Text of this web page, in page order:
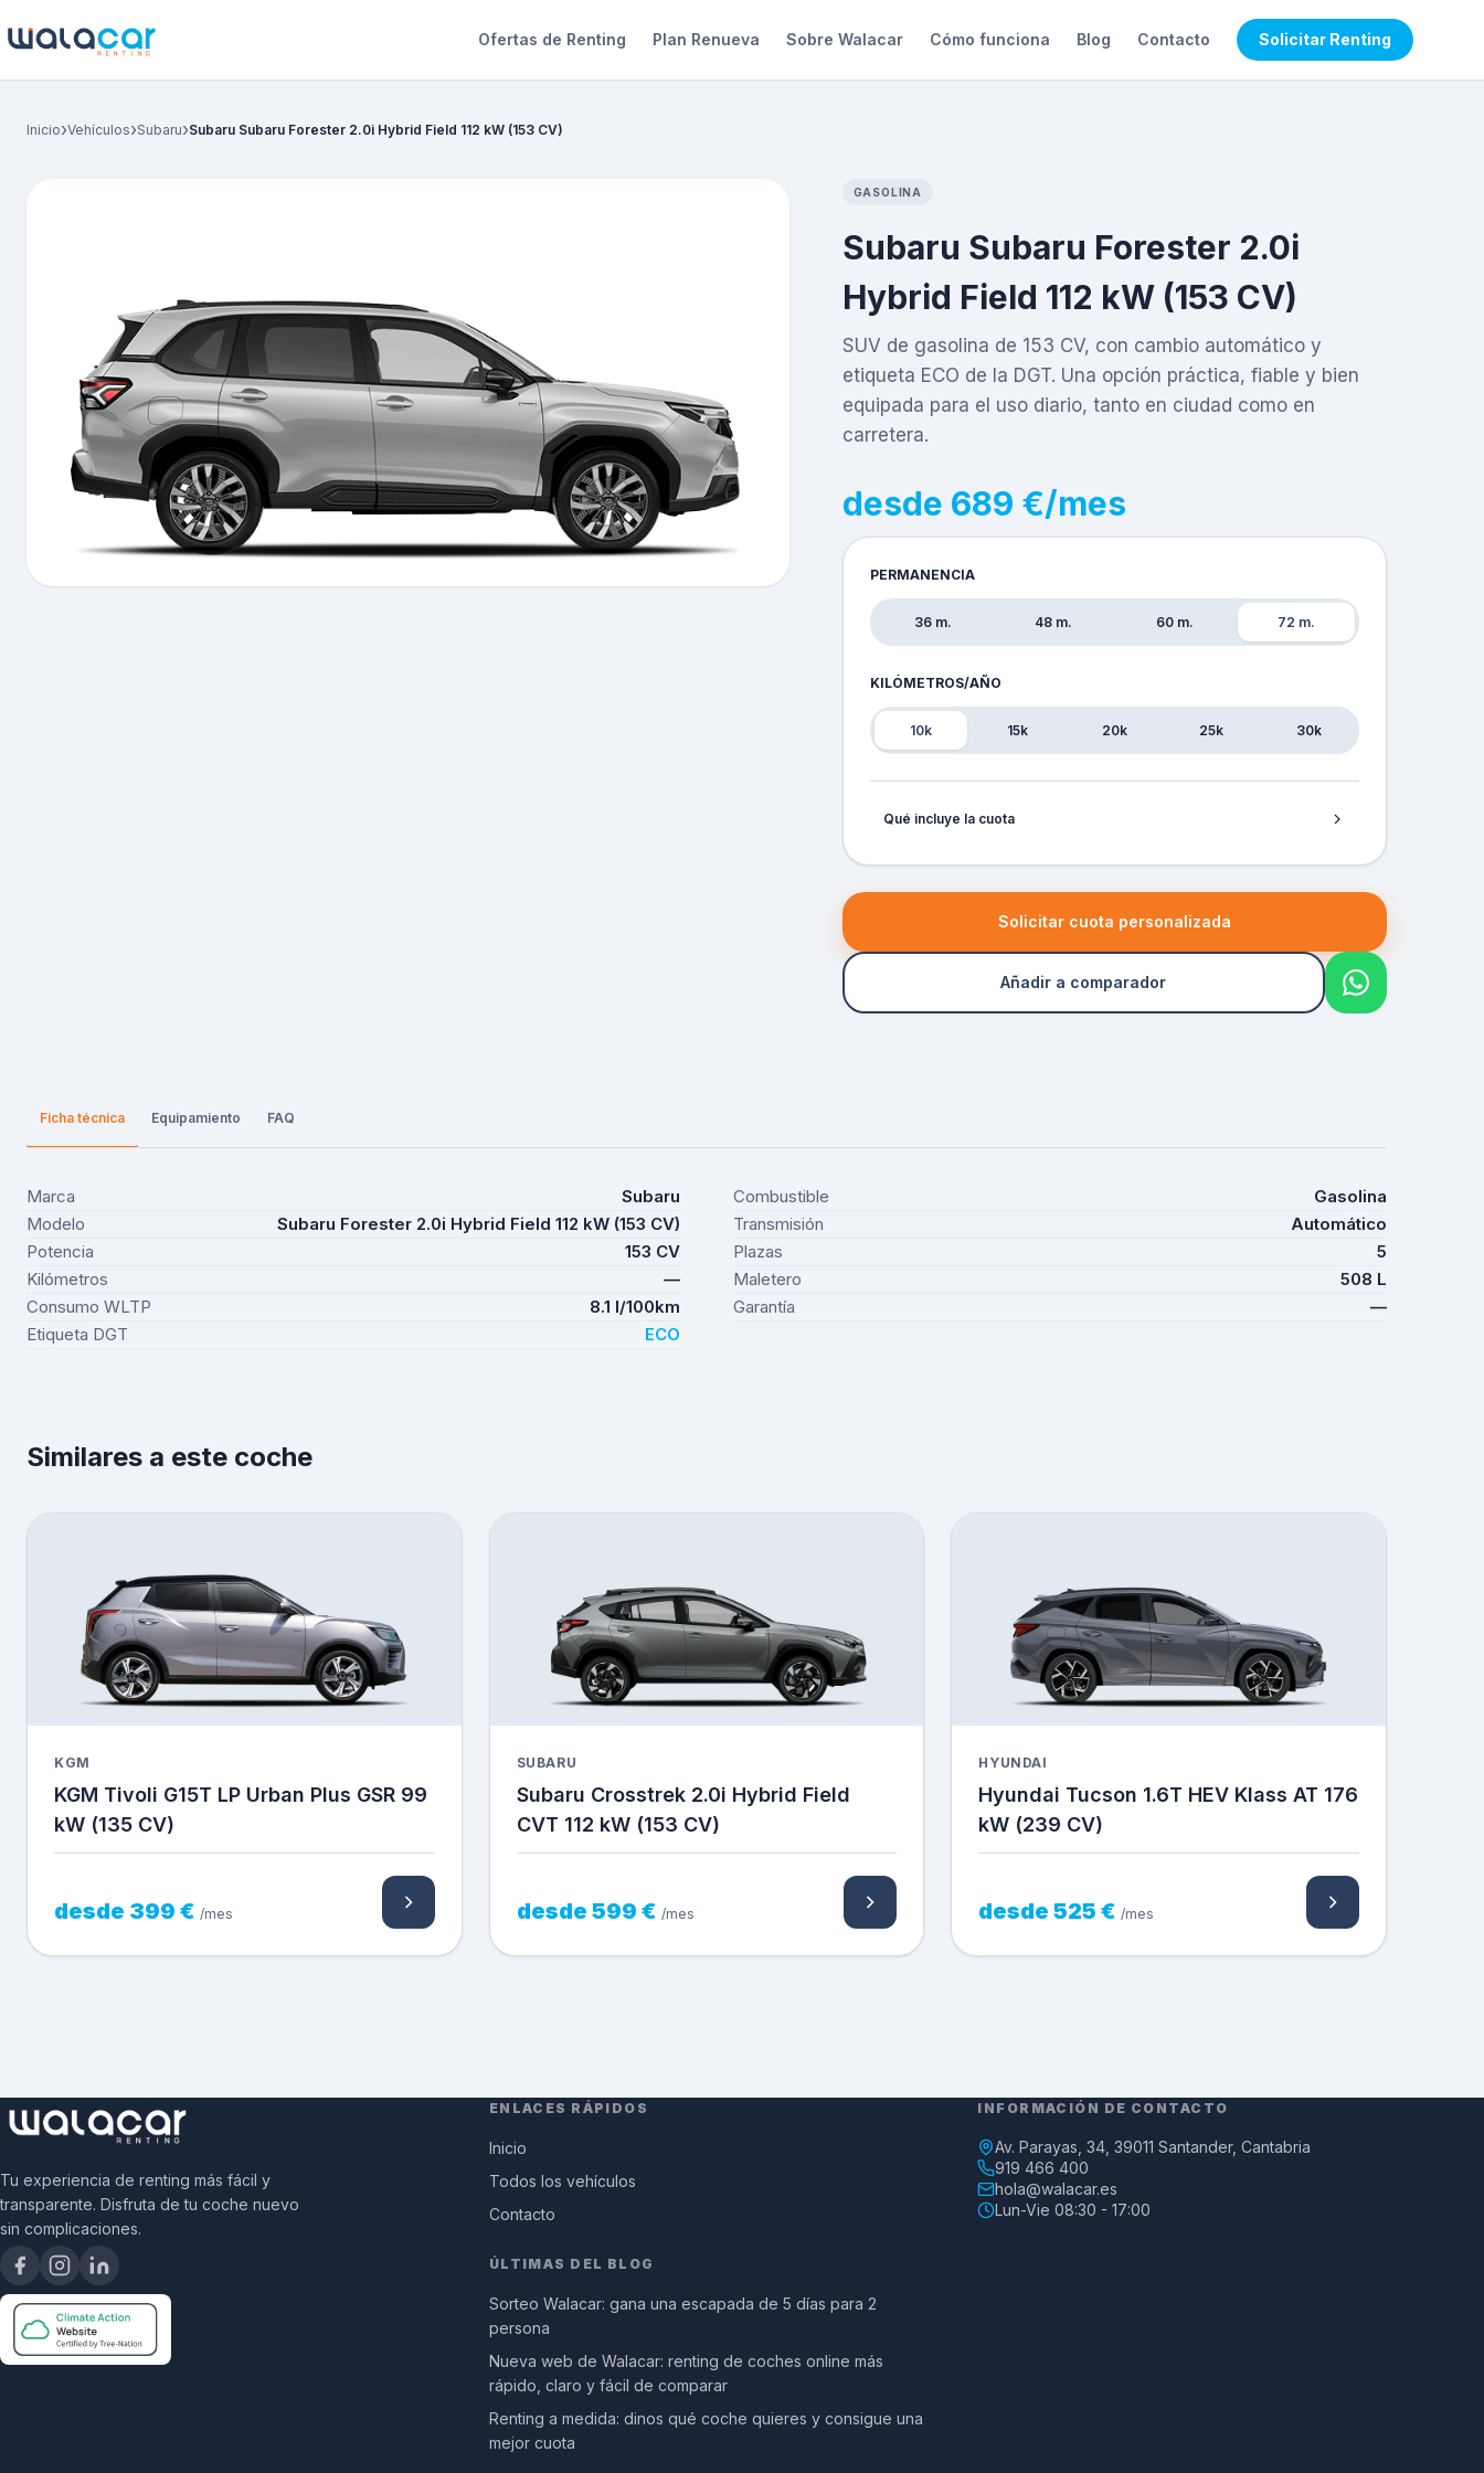
Ofertas de Renting Plan Renueva Sobre Walacar Cómo funciona Blog Contacto Solicitar Renting
Inicio›Vehículos›Subaru›Subaru Subaru Forester 2.0i Hybrid Field 112 kW (153 CV)
GASOLINA
Subaru Subaru Forester 2.0i
Hybrid Field 112 kW (153 CV)
SUV de gasolina de 153 CV, con cambio automático y
etiqueta ECO de la DGT. Una opción práctica, fiable y bien
equipada para el uso diario, tanto en ciudad como en
carretera.
desde 689 €/mes
PERMANENCIA
36 m. 48 m. 60 m. 72 m.
KILÓMETROS/AÑO
10k 15k 20k 25k 30k
Qué incluye la cuota
Solicitar cuota personalizada
Añadir a comparador
Ficha técnica Equipamiento FAQ
Marca Subaru Combustible
Gasolina
Modelo
Subaru Forester 2.0i Hybrid Field 112 kW (153 CV) Transmisión
Automático
Potencia
153 CV Plazas
5
Kilómetros
— Maletero
508 L
Consumo WLTP
8.1 l/100km Garantía
—
Etiqueta DGT
ECO
Similares a este coche
KGM
KGM Tivoli G15T LP Urban Plus GSR 99
kW (135 CV)
desde 399 € /mes
SUBARU
Subaru Crosstrek 2.0i Hybrid Field
CVT 112 kW (153 CV)
desde 599 € /mes
HYUNDAI
Hyundai Tucson 1.6T HEV Klass AT 176
kW (239 CV)
desde 525 € /mes
Tu experiencia de renting más fácil y
transparente. Disfruta de tu coche nuevo
sin complicaciones.
ENLACES RÁPIDOS
Inicio
Todos los vehículos
Contacto
ÚLTIMAS DEL BLOG
Sorteo Walacar: gana una escapada de 5 días para 2
persona
Nueva web de Walacar: renting de coches online más
rápido, claro y fácil de comparar
Renting a medida: dinos qué coche quieres y consigue una
mejor cuota
INFORMACIÓN DE CONTACTO
Av. Parayas, 34, 39011 Santander, Cantabria
919 466 400
hola@walacar.es
Lun-Vie 08:30 - 17:00